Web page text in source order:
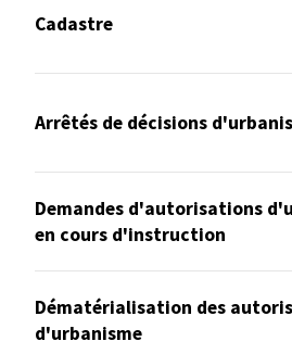
Cadastre
Arrêtés de décisions
Demandes d'autorisations
en cours d'instruction
Dématérialisation des
d'urbanisme